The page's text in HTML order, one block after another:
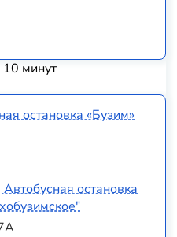
минут
остановка «Бузим»
остановка